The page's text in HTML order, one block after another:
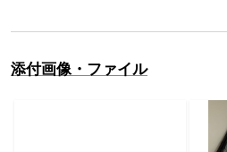
添付画像・ファイル